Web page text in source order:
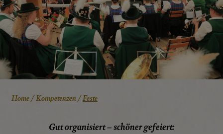
Home/Kompetenzen /Feste
Gut organisiert – schöner gefeiert: